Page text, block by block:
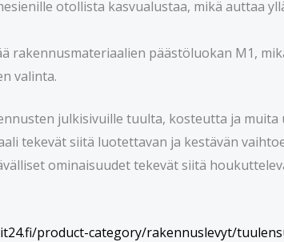
otollista kasvualustaa, mikä auttaa
rakennusmateriaalien päästöluokan M1,
valinta.
julkisivuille tuulta, kosteutta ja
tekevät siitä luotettavan ja kestävän
ominaisuudet tekevät siitä
product-category/rakennuslevyt/